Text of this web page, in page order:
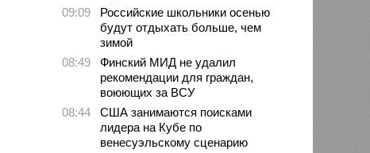
09:09
Российские школьники осенью
будут отдыхать больше, чем
зимой
08:49
Финский МИД не удалил
рекомендации для граждан,
воюющих за ВСУ
08:44
США занимаются поисками
лидера на Кубе по
венесуэльскому сценарию